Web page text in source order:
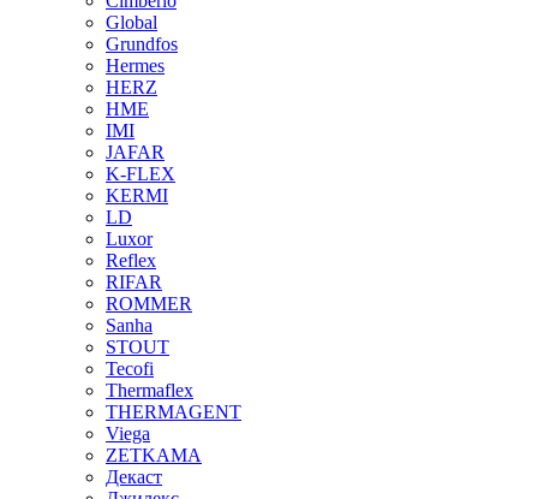
Global
Grundfos
Hermes
HERZ
HME
IMI
JAFAR
K-FLEX
KERMI
LD
Luxor
Reflex
RIFAR
ROMMER
Sanha
STOUT
Tecofi
Thermaflex
THERMAGENT
Viega
ZETKAMA
Декаст